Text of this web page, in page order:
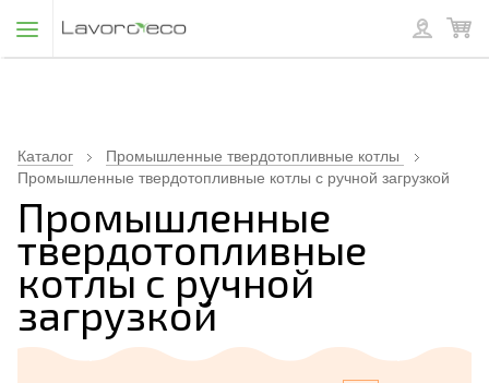
Каталог
Промышленные твердотопливные котлы
Промышленные твердотопливные котлы с ручной загрузкой
Промышленные
твердотопливные
котлы с ручной
загрузкой